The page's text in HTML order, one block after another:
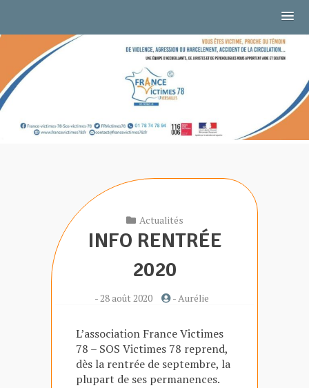
Skip
content
78
Actualités
INFO RENTRÉE
2020
-28 août 2020 -Aurélie
L’association France Victimes
78 – SOS Victimes 78 reprend,
dès la rentrée de septembre, la
plupart de ses permanences.